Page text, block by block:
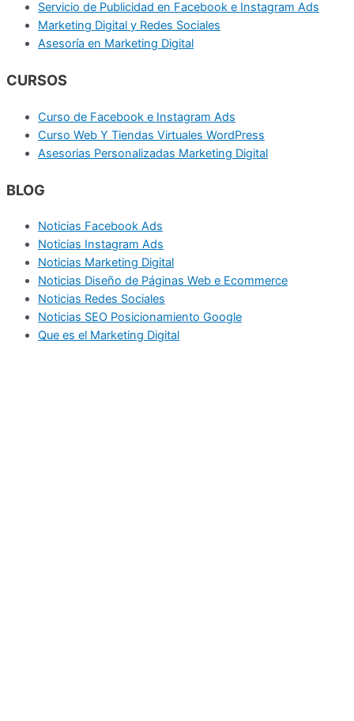
Servicio de Publicidad en Facebook e Instagram Ads
Marketing Digital y Redes Sociales
Asesoría en Marketing Digital
CURSOS
Curso de Facebook e Instagram Ads
Curso Web Y Tiendas Virtuales WordPress
Asesorias Personalizadas Marketing Digital
BLOG
Noticias Facebook Ads
Noticias Instagram Ads
Noticias Marketing Digital
Noticias Diseño de Páginas Web e Ecommerce
Noticias Redes Sociales
Noticias SEO Posicionamiento Google
Que es el Marketing Digital